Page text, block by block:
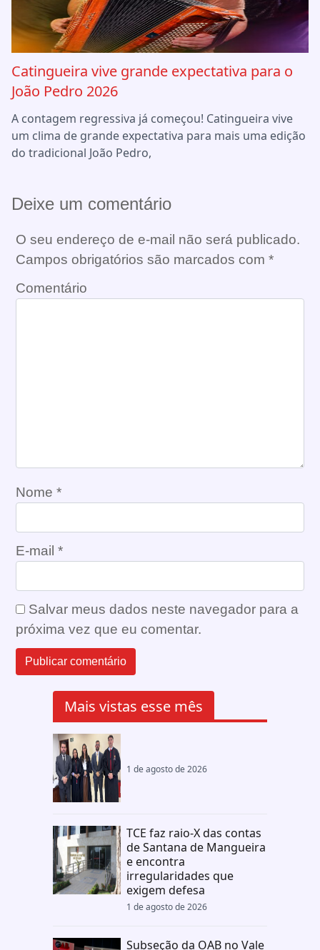
Catingueira vive grande expectativa para o
João Pedro 2026
A contagem regressiva já começou! Catingueira vive
um clima de grande expectativa para mais uma edição
do tradicional João Pedro,
Deixe um comentário
O seu endereço de e-mail não será publicado.
Campos obrigatórios são marcados com *
Comentário
Nome *
E-mail *
Salvar meus dados neste navegador para a
próxima vez que eu comentar.
Mais vistas esse mês
1 de agosto de 2026
TCE faz raio-X das contas
de Santana de Mangueira
e encontra
irregularidades que
exigem defesa
1 de agosto de 2026
Subseção da OAB no Vale